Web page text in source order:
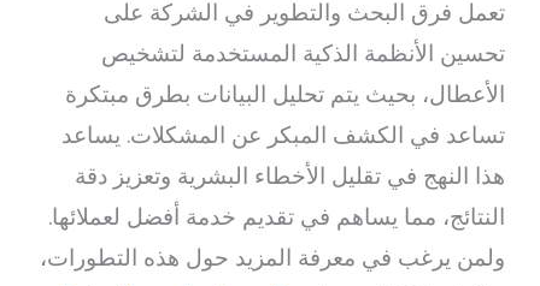
تعمل فرق البحث والتطوير في الشركة على
تحسين الأنظمة الذكية المستخدمة لتشخيص
الأعطال، بحيث يتم تحليل البيانات بطرق مبتكرة
تساعد في الكشف المبكر عن المشكلات. يساعد
هذا النهج في تقليل الأخطاء البشرية وتعزيز دقة
النتائج، مما يساهم في تقديم خدمة أفضل لعملائها.
ولمن يرغب في معرفة المزيد حول هذه التطورات،